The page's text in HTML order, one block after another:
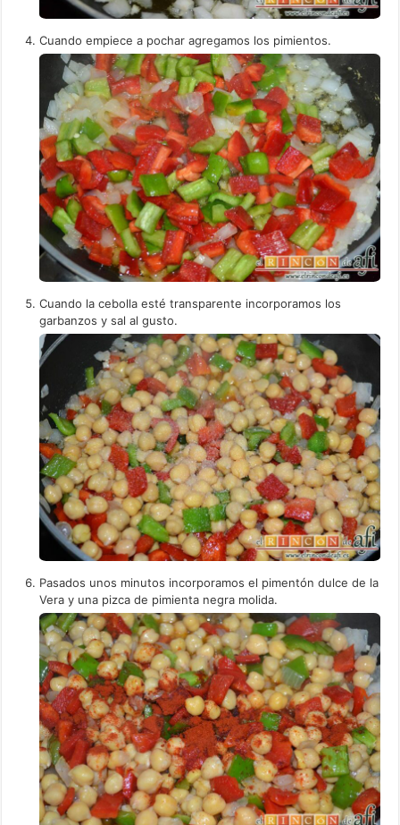
Cuando empiece a pochar agregamos los pimientos.
Cuando la cebolla esté transparente incorporamos los
garbanzos y sal al gusto.
Pasados unos minutos incorporamos el pimentón dulce de la
Vera y una pizca de pimienta negra molida.